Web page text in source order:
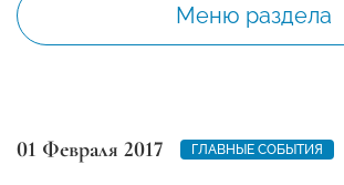
Меню раздела
01 Февраля 2017 ГЛАВНЫЕ СОБЫТИЯ